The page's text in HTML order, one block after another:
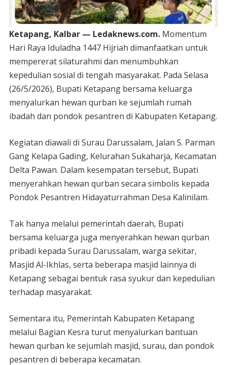
Ketapang, Kalbar — Ledaknews.com.Momentum
Hari Raya Iduladha 1447 Hijriah dimanfaatkan untuk
mempererat silaturahmi dan menumbuhkan
kepedulian sosial di tengah masyarakat. Pada Selasa
(26/5/2026), Bupati Ketapang bersama keluarga
menyalurkan hewan qurban ke sejumlah rumah
ibadah dan pondok pesantren di Kabupaten Ketapang.
Kegiatan diawali di Surau Darussalam, Jalan S. Parman
Gang Kelapa Gading, Kelurahan Sukaharja, Kecamatan
Delta Pawan. Dalam kesempatan tersebut, Bupati
menyerahkan hewan qurban secara simbolis kepada
Pondok Pesantren Hidayaturrahman Desa Kalinilam.
Tak hanya melalui pemerintah daerah, Bupati
bersama keluarga juga menyerahkan hewan qurban
pribadi kepada Surau Darussalam, warga sekitar,
Masjid Al-Ikhlas, serta beberapa masjid lainnya di
Ketapang sebagai bentuk rasa syukur dan kepedulian
terhadap masyarakat.
Sementara itu, Pemerintah Kabupaten Ketapang
melalui Bagian Kesra turut menyalurkan bantuan
hewan qurban ke sejumlah masjid, surau, dan pondok
pesantren di beberapa kecamatan.